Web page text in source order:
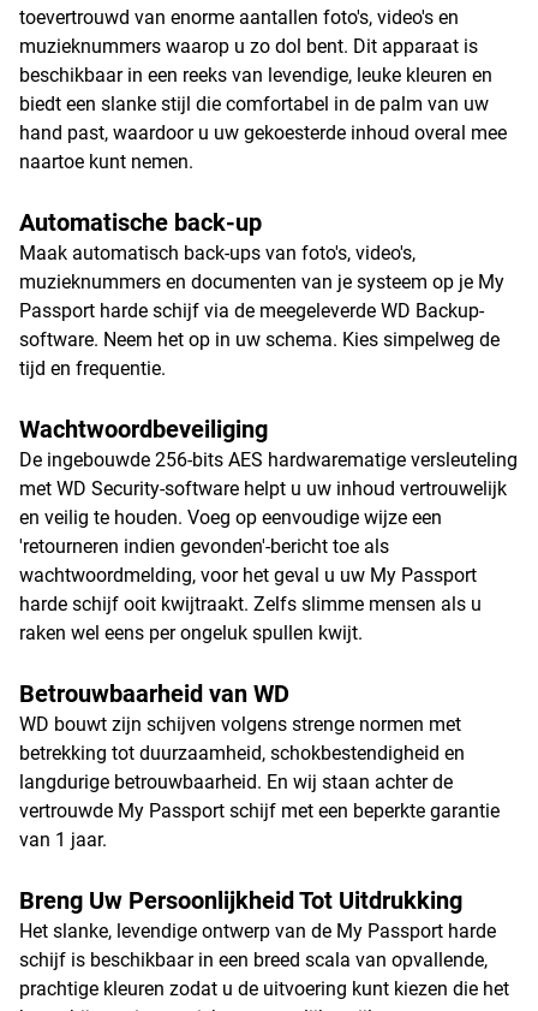
toevertrouwd van enorme aantallen foto's, video's en
muzieknummers waarop u zo dol bent. Dit apparaat is
beschikbaar in een reeks van levendige, leuke kleuren en
biedt een slanke stijl die comfortabel in de palm van uw
hand past, waardoor u uw gekoesterde inhoud overal mee
naartoe kunt nemen.
Automatische back-up
Maak automatisch back-ups van foto's, video's,
muzieknummers en documenten van je systeem op je My
Passport harde schijf via de meegeleverde WD Backup-
software. Neem het op in uw schema. Kies simpelweg de
tijd en frequentie.
Wachtwoordbeveiliging
De ingebouwde 256-bits AES hardwarematige versleuteling
met WD Security-software helpt u uw inhoud vertrouwelijk
en veilig te houden. Voeg op eenvoudige wijze een
'retourneren indien gevonden'-bericht toe als
wachtwoordmelding, voor het geval u uw My Passport
harde schijf ooit kwijtraakt. Zelfs slimme mensen als u
raken wel eens per ongeluk spullen kwijt.
Betrouwbaarheid van WD
WD bouwt zijn schijven volgens strenge normen met
betrekking tot duurzaamheid, schokbestendigheid en
langdurige betrouwbaarheid. En wij staan achter de
vertrouwde My Passport schijf met een beperkte garantie
van 1 jaar.
Breng Uw Persoonlijkheid Tot Uitdrukking
Het slanke, levendige ontwerp van de My Passport harde
schijf is beschikbaar in een breed scala van opvallende,
prachtige kleuren zodat u de uitvoering kunt kiezen die het